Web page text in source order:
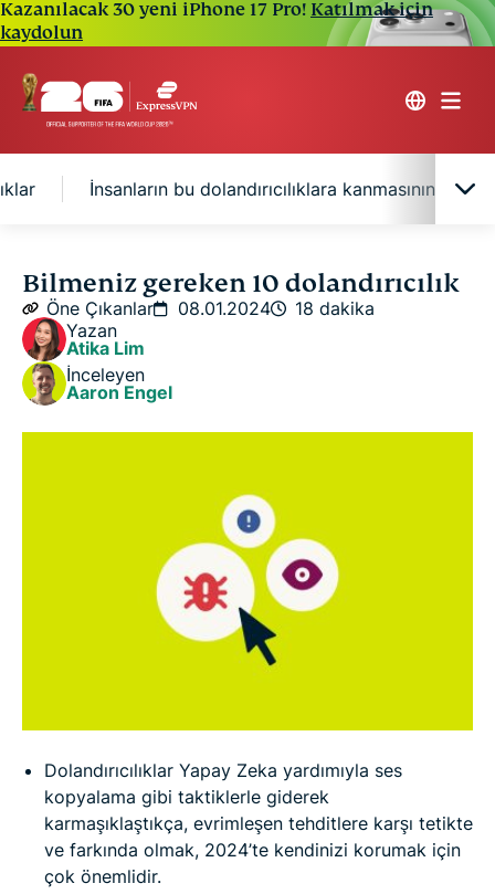
Kazanılacak 30 yeni iPhone 17 Pro! Katılmak için
kaydolun
İnsanların bu dolandırıcılıklara kanmasının
ABD’de dolandırıcılığın artışı
2024’te dikkat edilmesi gereken 5 dolandırıcılık
2024’te dikkat etmeniz gereken diğer
Bir dolandırıcılığın uyarı işaretleri nelerdir?
Dikkat edilmesi gereken dolandırıcılıklar hakkında
Bilmeniz gereken 10 dolandırıcılık
Öne Çıkanlar 08.01.2024
18 dakika
Yazan
Atika Lim
İnceleyen
Aaron Engel
Dolandırıcılıklar Yapay Zeka yardımıyla ses
kopyalama gibi taktiklerle giderek
karmaşıklaştıkça, evrimleşen tehditlere karşı tetikte
ve farkında olmak, 2024’te kendinizi korumak için
çok önemlidir.